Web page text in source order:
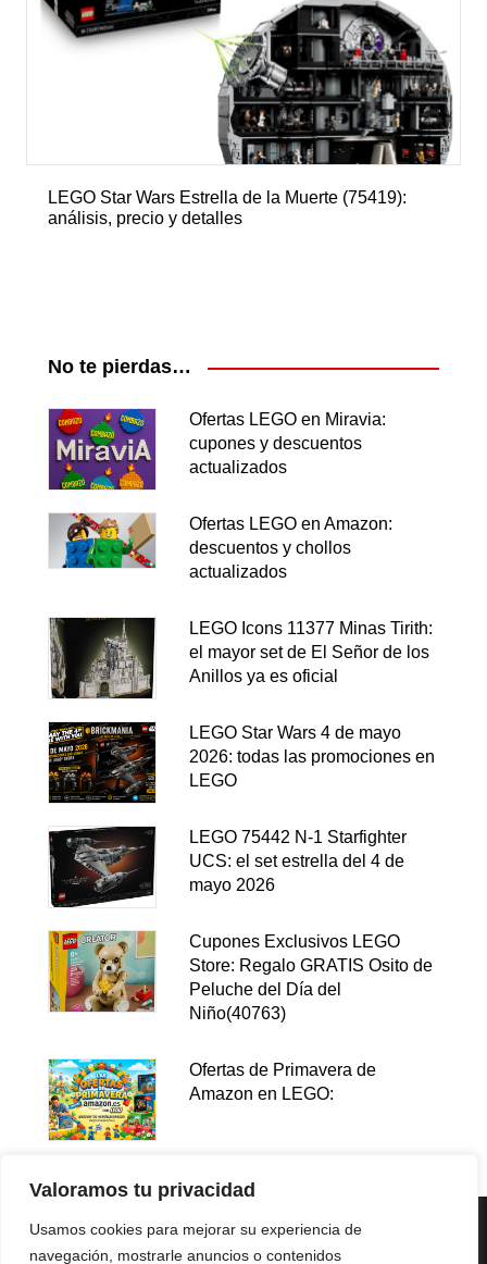
Valoramos tu privacidad
Usamos cookies para mejorar su experiencia de
navegación, mostrarle anuncios o contenidos
LEGO Star Wars Estrella de la Muerte (75419):
análisis, precio y detalles
No te pierdas…
Ofertas LEGO en Miravia:
cupones y descuentos
actualizados
Ofertas LEGO en Amazon:
descuentos y chollos
actualizados
LEGO Icons 11377 Minas Tirith:
el mayor set de El Señor de los
Anillos ya es oficial
LEGO Star Wars 4 de mayo
2026: todas las promociones en
LEGO
LEGO 75442 N-1 Starfighter
UCS: el set estrella del 4 de
mayo 2026
Cupones Exclusivos LEGO
Store: Regalo GRATIS Osito de
Peluche del Día del
Niño(40763)
Ofertas de Primavera de
Amazon en LEGO: